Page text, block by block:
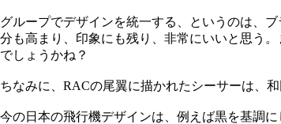
グループでデザインを統一する、というのは、
分も高まり、印象にも残り、非常にいいと思う
でしょうかね？
ちなみに、RACの尾翼に描かれたシーサーは、
今の日本の飛行機デザインは、例えば黒を基調